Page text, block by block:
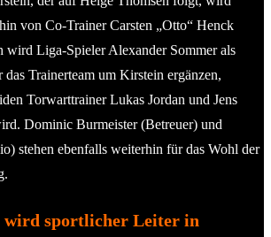
von Co-Trainer Carsten „Otto“ Henck
wird Liga-Spieler Alexander Sommer als
das Trainerteam um Kirstein ergänzen,
Torwarttrainer Lukas Jordan und Jens
Dominic Burmeister (Betreuer) und
stehen ebenfalls weiterhin für das Wohl der
wird sportlicher Leiter in